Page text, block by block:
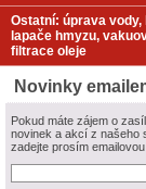
Ostatní: úprava vody,
lapače hmyzu,
filtrace oleje
Novinky
Pokud máte zájem o
novinek a akcí z našeho
zadejte prosím emailovou